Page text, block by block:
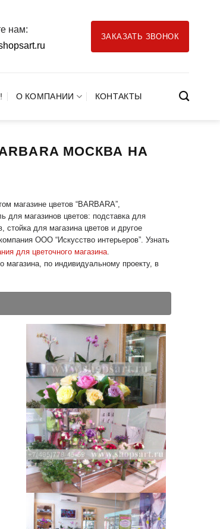
нам:
ЗАКАЗАТЬ ЗВОНОК
О КОМПАНИИ КОНТАКТЫ
МОСКВА НА
магазине цветов “BARBARA”,
магазинов цветов: подставка для
стойка для магазина цветов и другое
ООО “Искусство интерьеров”. Узнать
для цветочного магазина.
магазина, по индивидуальному проекту, в